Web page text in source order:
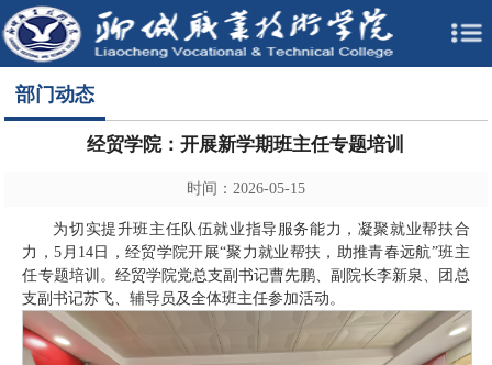
部门动态
经贸学院：开展新学期班主任专题培训
时间：2026-05-15
为切实提升班主任队伍就业指导服务能力，凝聚就业帮扶合
力，5月14日，经贸学院开展“聚力就业帮扶，助推青春远航”班主
任专题培训。经贸学院党总支副书记曹先鹏、副院长李新泉、团总
支副书记苏飞、辅导员及全体班主任参加活动。